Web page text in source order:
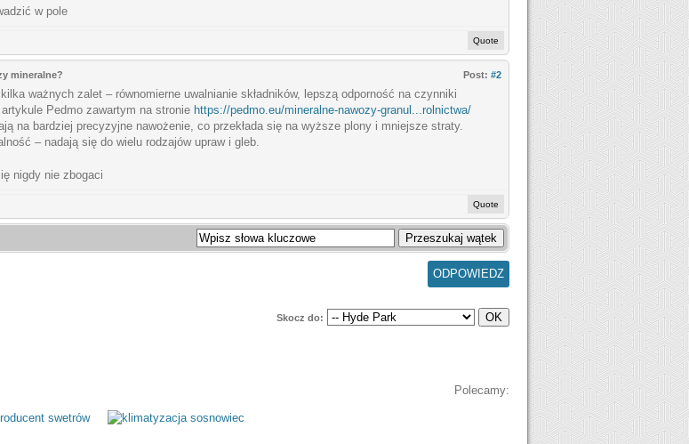
w pole
Quote
Post: #2
mineralne?
ważnych zalet – równomierne uwalnianie składników, lepszą odporność na czynniki
Pedmo zawartym na stronie https://pedmo.eu/mineralne-nawozy-granul...rolnictwa/
na bardziej precyzyjne nawożenie, co przekłada się na wyższe plony i mniejsze straty.
– nadają się do wielu rodzajów upraw i gleb.
nigdy nie zbogaci
Quote
ODPOWIEDZ
Skocz do:
Polecamy: